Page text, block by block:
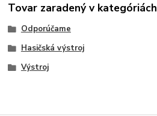
Tovar zaradený v kategóriách
Odporúčame
Hasičská výstroj
Výstroj